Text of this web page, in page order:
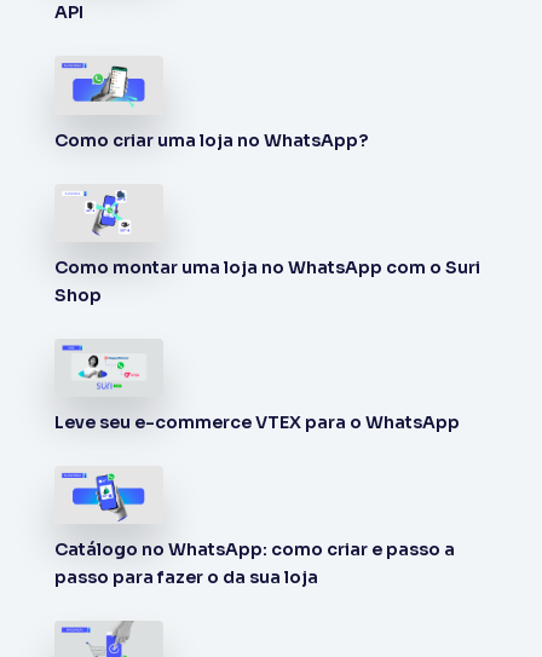
API
Como criar uma loja no WhatsApp?
Como montar uma loja no WhatsApp com o Suri
Shop
Leve seu e-commerce VTEX para o WhatsApp
Catálogo no WhatsApp: como criar e passo a
passo para fazer o da sua loja